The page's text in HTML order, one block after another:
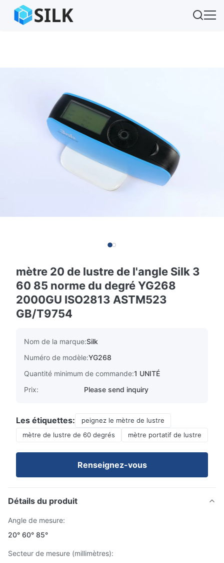
mètre 20 de lustre de l'angle Silk 3
60 85 norme du degré YG268
2000GU ISO2813 ASTM523
GB/T9754
Nom de la marque:Silk
Numéro de modèle:YG268
Quantité minimum de commande:1 UNITÉ
Prix:
Please send inquiry
Les étiquettes:
peignez le mètre de lustre
mètre de lustre de 60 degrés
mètre portatif de lustre
Renseignez-vous
Détails du produit
Angle de mesure:
20° 60° 85°
Secteur de mesure (millimètres):